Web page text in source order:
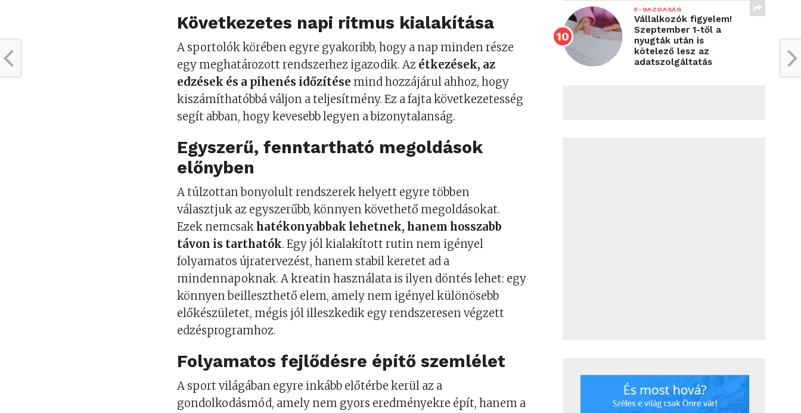
Következetes napi ritmus kialakítása
A sportolók körében egyre gyakoribb, hogy a nap minden része
egy meghatározott rendszerhez igazodik. Az étkezések, az
edzések és a pihenés időzítése mind hozzájárul ahhoz, hogy
kiszámíthatóbbá váljon a teljesítmény. Ez a fajta következetesség
segít abban, hogy kevesebb legyen a bizonytalanság.
Egyszerű, fenntartható megoldások
előnyben
A túlzottan bonyolult rendszerek helyett egyre többen
választjuk az egyszerűbb, könnyen követhető megoldásokat.
Ezek nemcsakhatékonyabbak lehetnek, hanem hosszabb
távon is tarthatók. Egy jól kialakított rutin nem igényel
folyamatos újratervezést, hanem stabil keretet ad a
mindennapoknak. A kreatin használata is ilyen döntés lehet: egy
könnyen beilleszthető elem, amely nem igényel különösebb
előkészületet, mégis jól illeszkedik egy rendszeresen végzett
edzésprogramhoz.
Folyamatos fejlődésre építő szemlélet
A sport világában egyre inkább előtérbe kerül az a
gondolkodásmód, amely nem gyors eredményekre épít, hanem a
E-GAZDASÁG
Vállalkozók figyelem!
Szeptember 1-től a
nyugták után is
kötelező lesz az
adatszolgáltatás